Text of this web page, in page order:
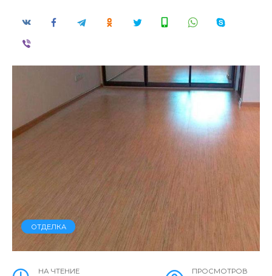
ОТДЕЛКА
НА ЧТЕНИЕ ПРОСМОТРОВ